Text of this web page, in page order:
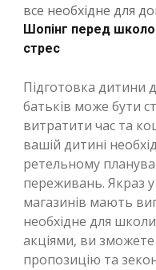
все необхідне для
Шопінг перед
стрес
Підготовка дитини
батьків може бути
витратити час та
вашій дитині
ретельному
переживань. Якраз у
магазинів мають
необхідне для
акціями, ви
пропозицію та